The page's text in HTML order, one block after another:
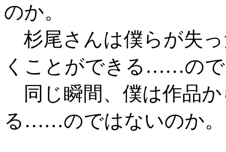
のか。
杉尾さんは僕らが失
くことができる……の
同じ瞬間、僕は作品
る……のではないのか。